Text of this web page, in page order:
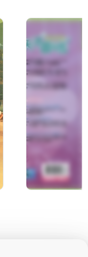
天才寶貝熊
貝熊